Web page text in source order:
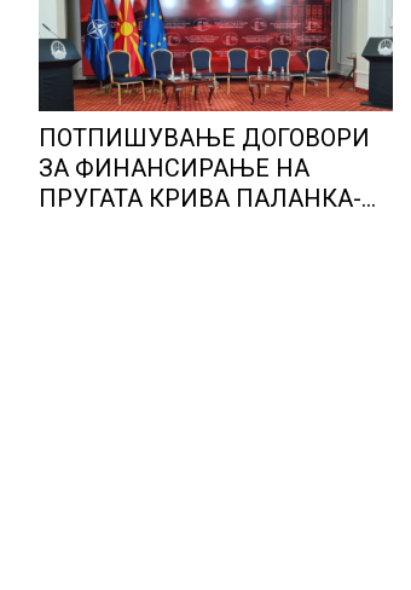
ПОТПИШУВАЊЕ ДОГОВОРИ
ЗА ФИНАНСИРАЊЕ НА
ПРУГАТА КРИВА ПАЛАНКА-